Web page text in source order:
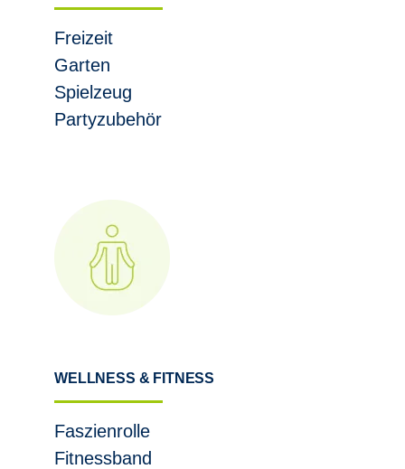
Freizeit
Garten
Spielzeug
Partyzubehör
WELLNESS & FITNESS
Faszienrolle
Fitnessband